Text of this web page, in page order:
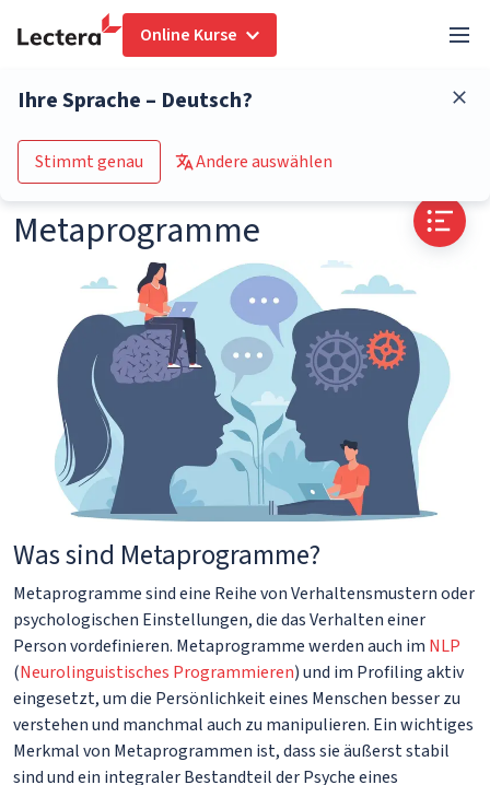
Online Kurse
Ihre Sprache – Deutsch?
Stimmt genau Andere auswählen
Zum Kurs-Katalog
Metaprogramme
Was sind Metaprogramme?
Metaprogramme sind eine Reihe von Verhaltensmustern oder
psychologischen Einstellungen, die das Verhalten einer
Person vordefinieren. Metaprogramme werden auch im NLP
(Neurolinguistisches Programmieren) und im Profiling aktiv
eingesetzt, um die Persönlichkeit eines Menschen besser zu
verstehen und manchmal auch zu manipulieren. Ein wichtiges
Merkmal von Metaprogrammen ist, dass sie äußerst stabil
sind und ein integraler Bestandteil der Psyche eines